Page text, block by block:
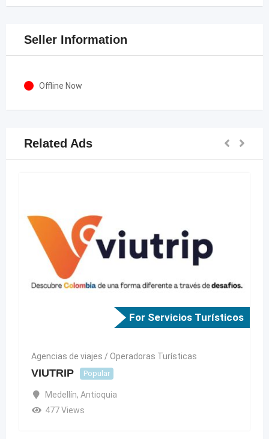
Seller Information
Offline Now
Related Ads
For Servicios Turísticos
Agencias de viajes / Operadoras Turísticas
VIUTRIP Popular
Medellín, Antioquia
477 Views